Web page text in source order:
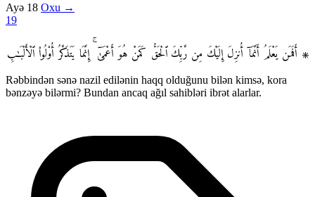
Ayə 18 Oxu →
19
۞ أَفَمَن يَعْلَمُ أَنَّمَآ أُنزِلَ إِلَيْكَ مِن رَّبِّكَ ٱلْحَقُّ كَمَنْ هُوَ أَعْمَىٰٓ ۚ إِنَّمَا يَتَذَكَّرُ أُو۟لُوا۟ ٱلْأَلْبَـٰبِ
Rəbbindən sənə nazil edilənin haqq olduğunu bilən kimsə, kora
bənzəyə bilərmi? Bundan ancaq ağıl sahibləri ibrət alarlar.